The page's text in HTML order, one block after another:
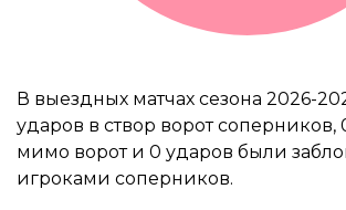
В выездных матчах сезона 2026-
ударов в створ ворот соперников,
мимо ворот и 0 ударов были
игроками соперников.